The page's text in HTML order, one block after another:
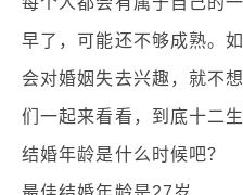
早了，可能还不够成熟。
会对婚姻失去兴趣，就不
们一起来看看，到底十二
结婚年龄是什么时候吧？